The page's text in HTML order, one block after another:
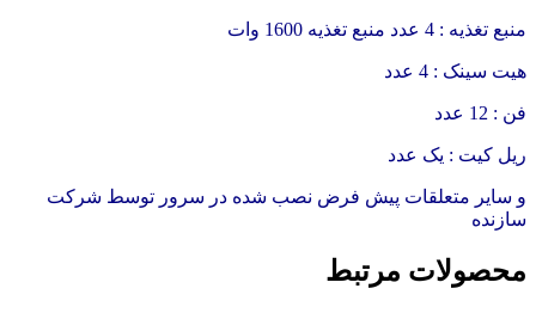
منبع تغذیه : 4 عدد منبع تغذیه 1600 وات
هیت سینک : 4 عدد
فن : 12 عدد
ریل کیت : یک عدد
و سایر متعلقات پیش فرض نصب شده در سرور توسط شرکت
سازنده
محصولات مرتبط